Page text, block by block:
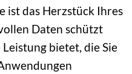
ist das Herzstück Ihres
Daten schützt
bietet, die Sie